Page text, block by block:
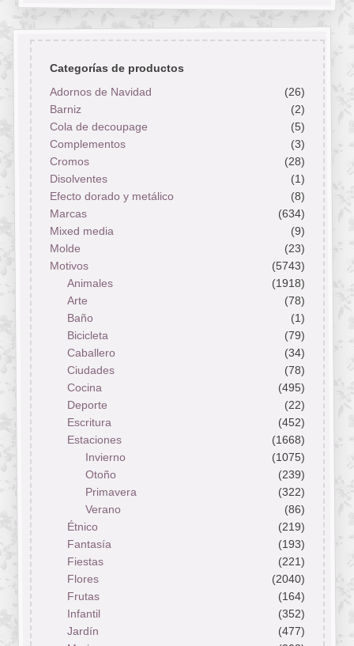
Categorías de productos
Adornos de Navidad
(26)
Barniz
(2)
Cola de decoupage
(5)
Complementos
(3)
Cromos
(28)
Disolventes
(1)
Efecto dorado y metálico
(8)
Marcas
(634)
Mixed media
(9)
Molde
(23)
Motivos
(5743)
Animales
(1918)
Arte
(78)
Baño
(1)
Bicicleta
(79)
Caballero
(34)
Ciudades
(78)
Cocina
(495)
Deporte
(22)
Escritura
(452)
Estaciones
(1668)
Invierno
(1075)
Otoño
(239)
Primavera
(322)
Verano
(86)
Étnico
(219)
Fantasía
(193)
Fiestas
(221)
Flores
(2040)
Frutas
(164)
Infantil
(352)
Jardín
(477)